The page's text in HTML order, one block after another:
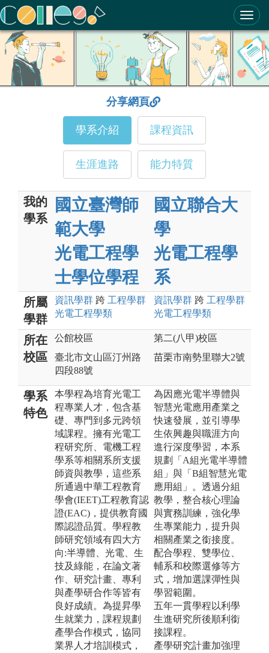
ColleGo! 大學選才與高中育才輔助系統
分享網頁
學系介紹 課程資訊
生涯進路 能力特質
我的
學系
國立臺灣師
範大學
光電工程學
士學位學程
國立聯合大
學
光電工程學
系
所屬
學群
資訊學群 跨 工程學群
光電工程學類
資訊學群 跨 工程學群
光電工程學類
所在
校區
公館校區
臺北市文山區汀州路
四段88號
第二(八甲)校區
苗栗市南勢里聯大2號
學系
特色
本學程為培育光電工
程專業人才，包含基
礎、專門到多元跨領
域課程。擁有光電工
程研究所、電機工程
學系等相關系所支援
師資與教學，這些系
所通過中華工程教育
學會(IEET)工程教育認
證(EAC)，提供教育國
際認證品質。學程教
師研究領域有四大方
向:半導體、光電、生
技及綠能，在論文著
作、研究計畫、專利
與產學研合作等皆有
良好成績。為提昇學
生就業力，課程規劃
產學合作模式，協同
業界人才培訓模式，
為因應光電半導體與
智慧光電應用產業之
快速發展，並引導學
生依興趣與職涯方向
進行深度學習，本系
規劃「A組光電半導體
組」與「B組智慧光電
應用組」。透過分組
教學，整合核心理論
與實務訓練，強化學
生專業能力，提升與
相關產業之銜接度。
配合學程、雙學位、
輔系和校際選修等方
式，增加選課彈性與
學習範圍。
五年一貫學程以利學
生進研究所後順利銜
接課程。
產學研究計畫加強理